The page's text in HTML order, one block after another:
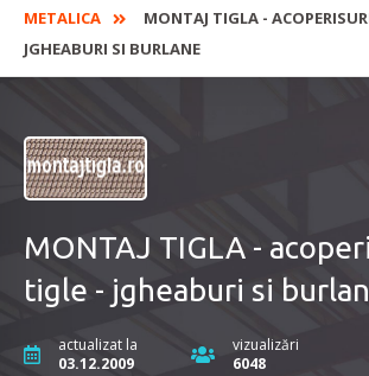
METALICA
MONTAJ TIGLA -
JGHEABURI SI BURLANE
MONTAJ TIGLA -
tigle - jgheaburi si
actualizat la
03.12.2009
vizualizări
6048